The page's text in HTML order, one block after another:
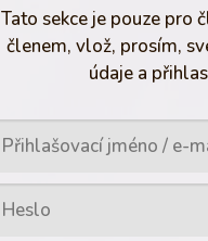
Tato sekce je pouze pro
členem, vlož, prosím,
údaje a